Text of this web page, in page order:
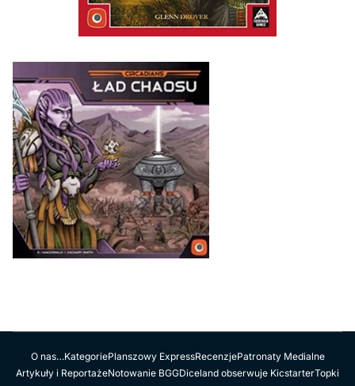
O nas…KategoriePlanszowy ExpressRecenzjePatronaty Medialne
Artykuły i ReportażeNotowanie BGGDiceland obserwuje KicstarterTopki